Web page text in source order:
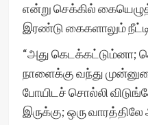
என்று செக்கில்
இரண்டு கைகளாலும்
“அது கெடக்கட்டும்னா;
நாளைக்கு வந்து
போயிடச் சொல்லி
இருக்கு; ஒரு